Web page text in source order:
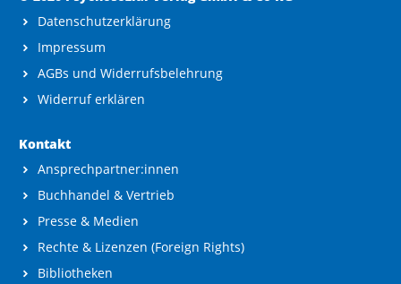
Datenschutzerklärung
Impressum
AGBs und Widerrufsbelehrung
Widerruf erklären
Kontakt
Ansprechpartner:innen
Buchhandel & Vertrieb
Presse & Medien
Rechte & Lizenzen (Foreign Rights)
Bibliotheken